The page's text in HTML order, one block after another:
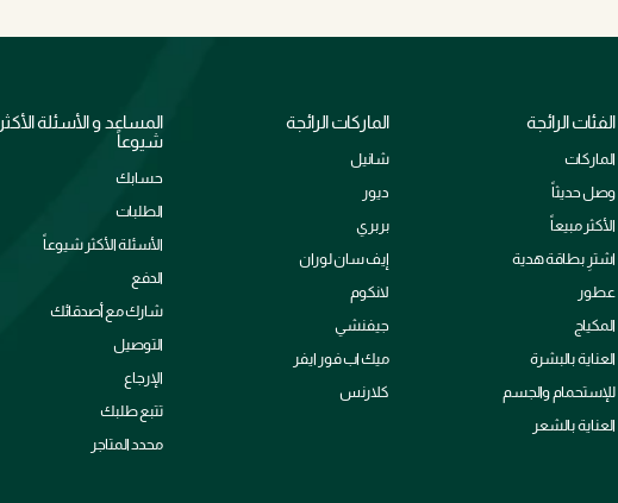
الفئات الرائجة
الماركات
وصل حديثاً
الأكثر مبيعاً
اشترِ بطاقة هدية
عطور
المكياج
العناية بالبشرة
للإستحمام والجسم
العناية بالشعر
الماركات الرائجة
شانيل
ديور
بربري
إيف سان لوران
لانكوم
جيفنشي
ميك اب فور ايفر
كلارنس
المساعد و الأسئلة الأكثر
شيوعاً
حسابك
الطلبات
الأسئلة الأكثر شيوعاً
الدفع
شارك مع أصدقائك
التوصيل
الإرجاع
تتبع طلبك
محدد المتاجر